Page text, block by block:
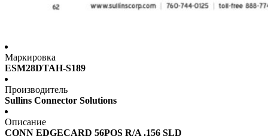
Маркировка
ESM28DTAH-S189
Производитель
Sullins Connector Solutions
Описание
CONN EDGECARD 56POS R/A .156 SLD